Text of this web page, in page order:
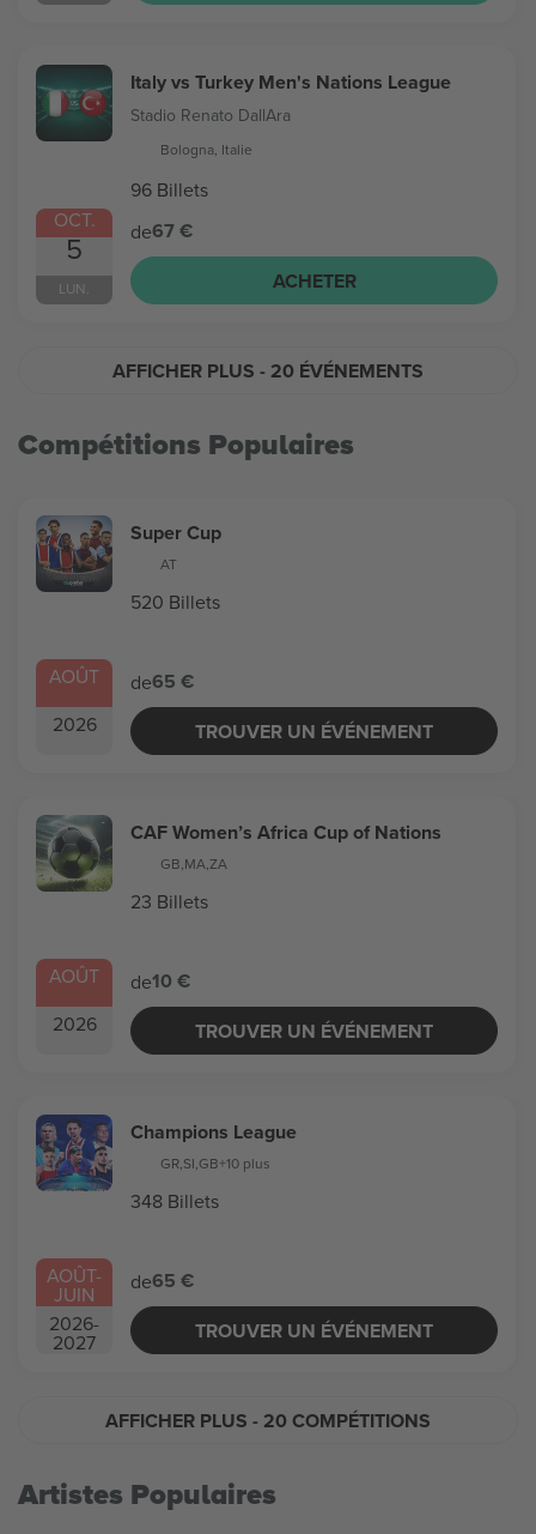
OCT.
5
LUN.
Italy vs Turkey Men's Nations League
Stadio Renato DallAra
Bologna, Italie
96 Billets
de67 €
ACHETER
AFFICHER PLUS - 20 ÉVÉNEMENTS
Compétitions Populaires
AOÛT
2026
Super Cup
AT
520 Billets
de65 €
TROUVER UN ÉVÉNEMENT
AOÛT
2026
CAF Women’s Africa Cup of Nations
GB,MA,ZA
23 Billets
de10 €
TROUVER UN ÉVÉNEMENT
AOÛT-
JUIN
2026-
2027
Champions League
GR,SI,GB+10 plus
348 Billets
de65 €
TROUVER UN ÉVÉNEMENT
AFFICHER PLUS - 20 COMPÉTITIONS
Artistes Populaires